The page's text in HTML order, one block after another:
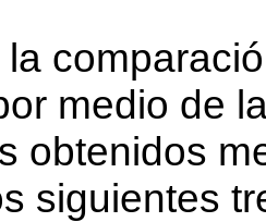
medio de
obtenidos
siguientes